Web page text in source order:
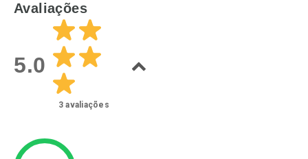
Laboratório
Por Menos
Avaliações
5.0
3 avaliações